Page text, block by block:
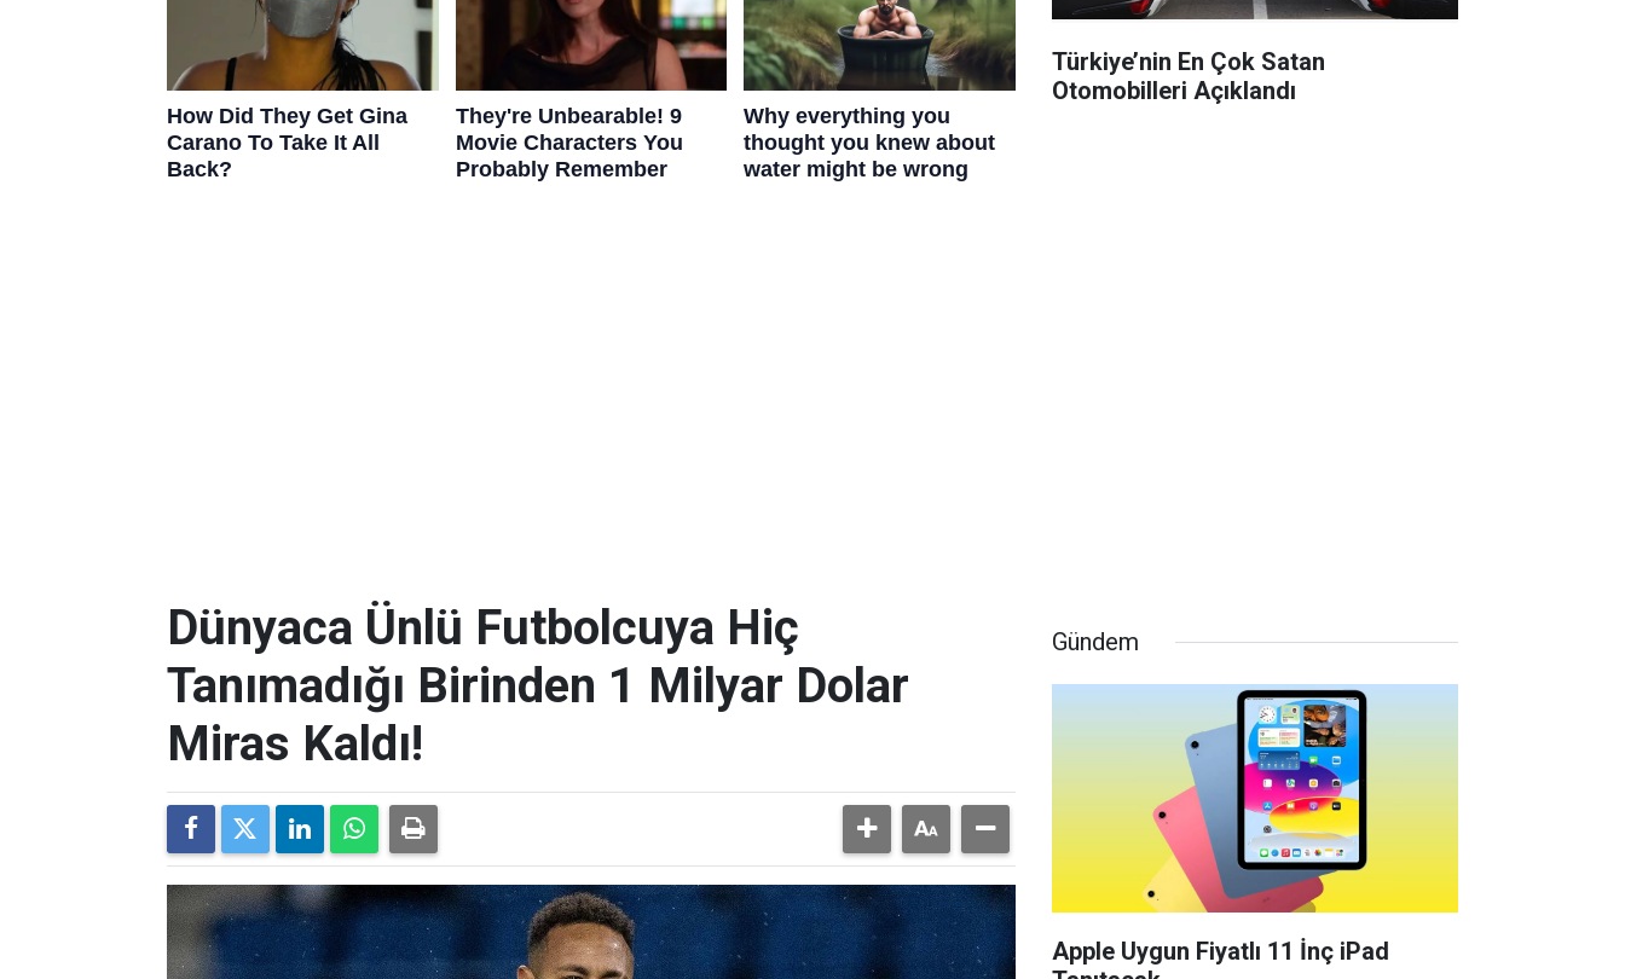
Türkiye’nin En Çok Satan
Otomobilleri Açıklandı
Dünyaca Ünlü Futbolcuya Hiç
Tanımadığı Birinden 1 Milyar Dolar
Miras Kaldı!
Gündem
Apple Uygun Fiyatlı 11 İnç iPad